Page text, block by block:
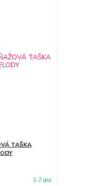
TAŠKA
3-7 dní